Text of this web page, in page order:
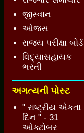
જીસ્વાન
ઓજસ
રાજ્ય પરીક્ષા બોર્ડ
વિદ્યાસહાયક
ભરતી
અગત્યની પોસ્ટ
" રાષ્ટ્રીય એકતા
દિન " - 31
ઓક્ટોબર